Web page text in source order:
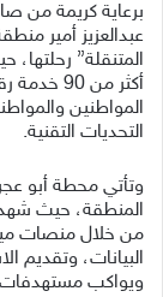
برعاية كريمة من
عبدالعزيز أمير
المتنقلة”
المواطنين
التحديات التقنية.
وتأتي محطة أبو
المنطقة، حيث
من خلال منصات
البيانات، وتقديم
ويواكب مستهدفات